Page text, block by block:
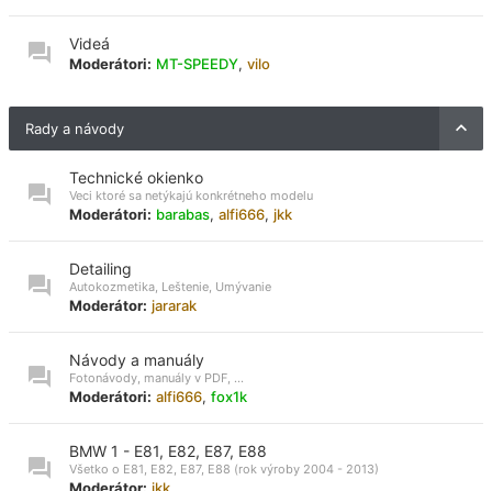
Videá
Moderátori: MT-SPEEDY, vilo
Rady a návody
Technické okienko
Veci ktoré sa netýkajú konkrétneho modelu
Moderátori: barabas, alfi666, jkk
Detailing
Autokozmetika, Leštenie, Umývanie
Moderátor: jararak
Návody a manuály
Fotonávody, manuály v PDF, ...
Moderátori: alfi666, fox1k
BMW 1 - E81, E82, E87, E88
Všetko o E81, E82, E87, E88 (rok výroby 2004 - 2013)
Moderátor: jkk